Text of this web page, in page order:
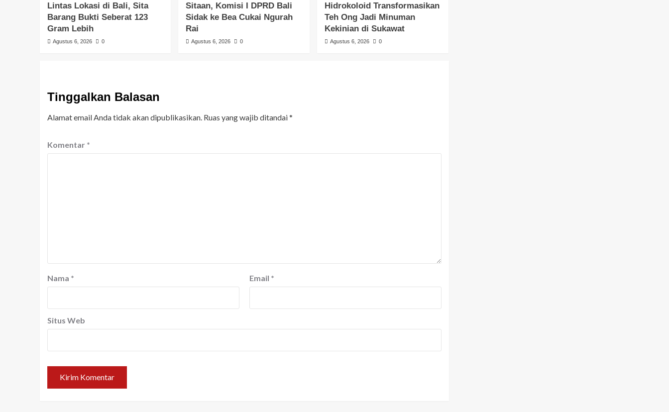
Lintas Lokasi di Bali, Sita
Barang Bukti Seberat 123
Gram Lebih
Agustus 6, 2026 0
Sitaan, Komisi I DPRD Bali
Sidak ke Bea Cukai Ngurah
Rai
Agustus 6, 2026 0
Hidrokoloid Transformasikan
Teh Ong Jadi Minuman
Kekinian di Sukawat
Agustus 6, 2026 0
Tinggalkan Balasan
Alamat email Anda tidak akan dipublikasikan. Ruas yang wajib ditandai*
Komentar *
Nama * Email *
Situs Web